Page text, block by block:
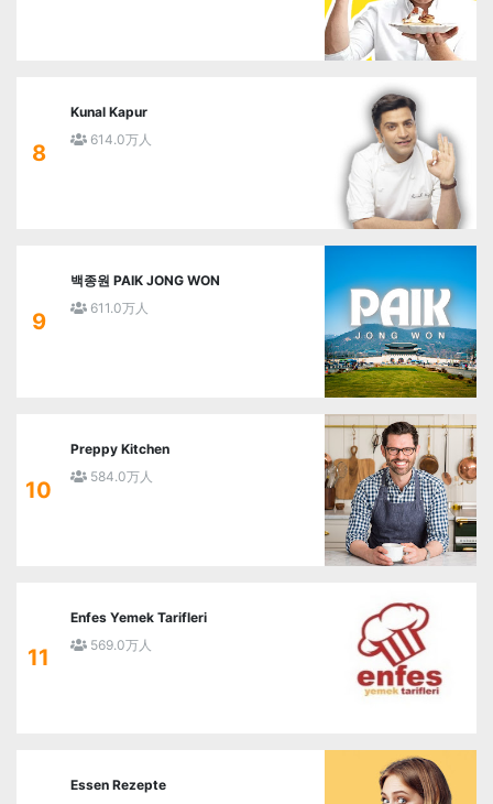
8
Kunal Kapur
614.0万人
9
백종원 PAIK JONG WON
611.0万人
10
Preppy Kitchen
584.0万人
11
Enfes Yemek Tarifleri
569.0万人
Essen Rezepte